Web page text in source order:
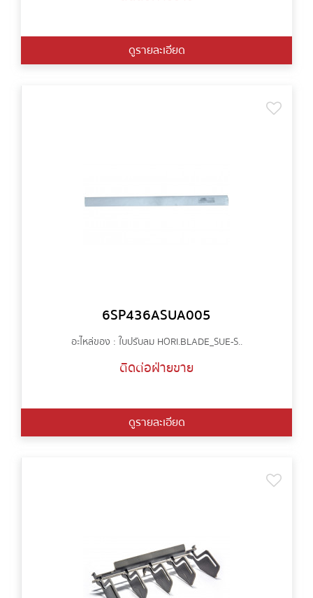
ดูรายละเอียด
6SP436ASUA005
อะไหล่ของ : ใบปรับลม HORI.BLADE_SUE-S..
ติดต่อฝ่ายขาย
ดูรายละเอียด